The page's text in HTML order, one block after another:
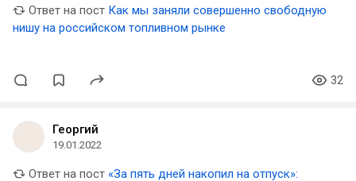
Ответ на пост Как мы заняли совершенно свободную
нишу на российском топливном рынке
32
Георгий
19.01.2022
Ответ на пост «За пять дней накопил на отпуск»: